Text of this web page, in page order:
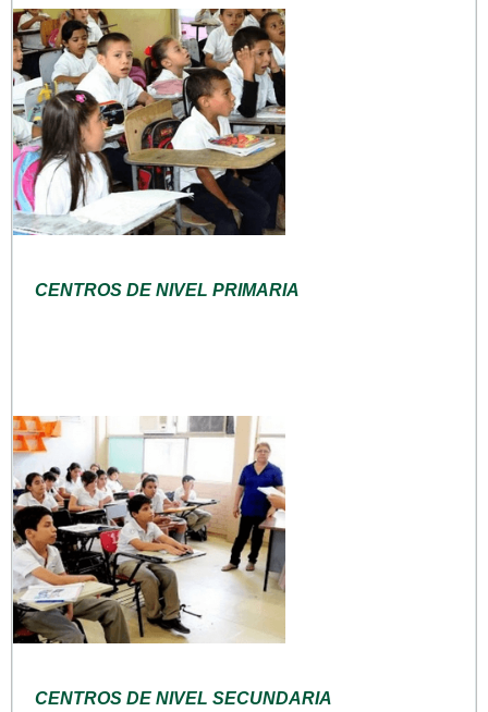
CENTROS DE NIVEL PRIMARIA
CENTROS DE NIVEL SECUNDARIA